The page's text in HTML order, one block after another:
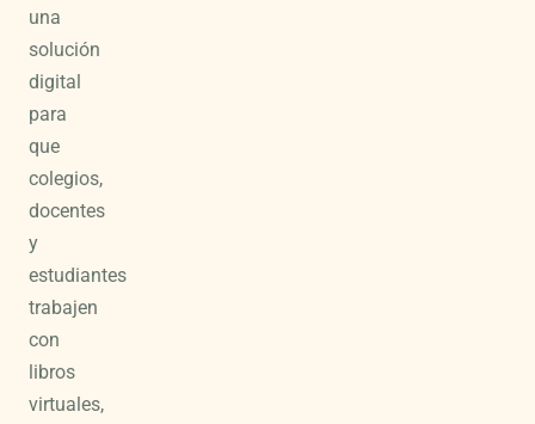
una
solución
digital
para
que
colegios,
docentes
y
estudiantes
trabajen
con
libros
virtuales,